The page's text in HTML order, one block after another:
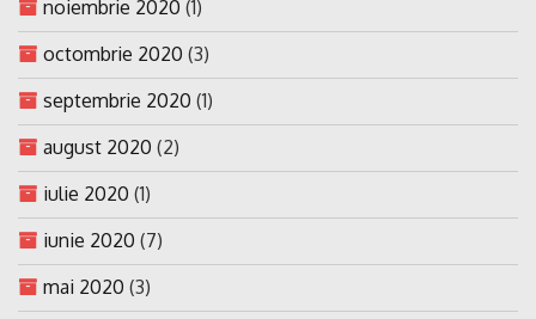
noiembrie 2020 (1)
octombrie 2020 (3)
septembrie 2020 (1)
august 2020 (2)
iulie 2020 (1)
iunie 2020 (7)
mai 2020 (3)